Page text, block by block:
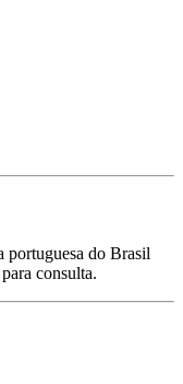
portuguesa do Brasil
consulta.